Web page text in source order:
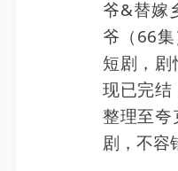
爷&替嫁
爷（66
短剧，剧
现已完结
整理至夸
剧，不容